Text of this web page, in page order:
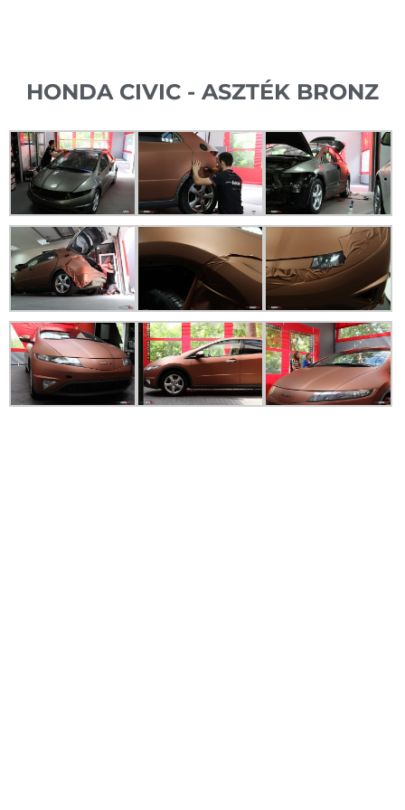
HONDA CIVIC - ASZTÉK BRONZ